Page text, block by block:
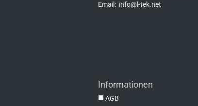
Email: info@l-tek.net
Informationen
■ AGB